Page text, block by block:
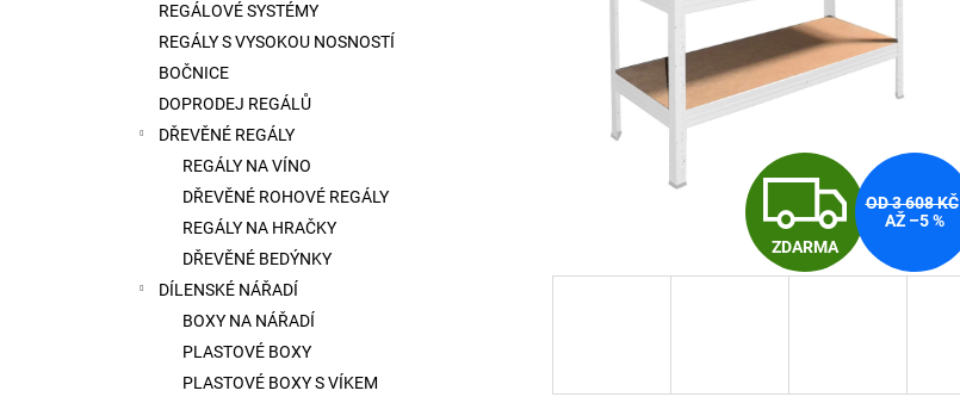
REGÁLOVÉ SYSTÉMY
REGÁLY S VYSOKOU NOSNOSTÍ
BOČNICE
DOPRODEJ REGÁLŮ
DŘEVĚNÉ REGÁLY
REGÁLY NA VÍNO
DŘEVĚNÉ ROHOVÉ REGÁLY
REGÁLY NA HRAČKY
DŘEVĚNÉ BEDÝNKY
DÍLENSKÉ NÁŘADÍ
BOXY NA NÁŘADÍ
PLASTOVÉ BOXY
PLASTOVÉ BOXY S VÍKEM
Z
D
ZDARMA
OD 3 608 KČ
AŽ –5 %